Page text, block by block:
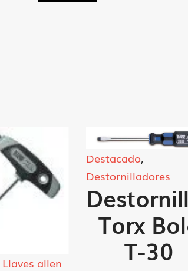
Llaves allen
Destacado,
Destornilladores
Torx
T-30